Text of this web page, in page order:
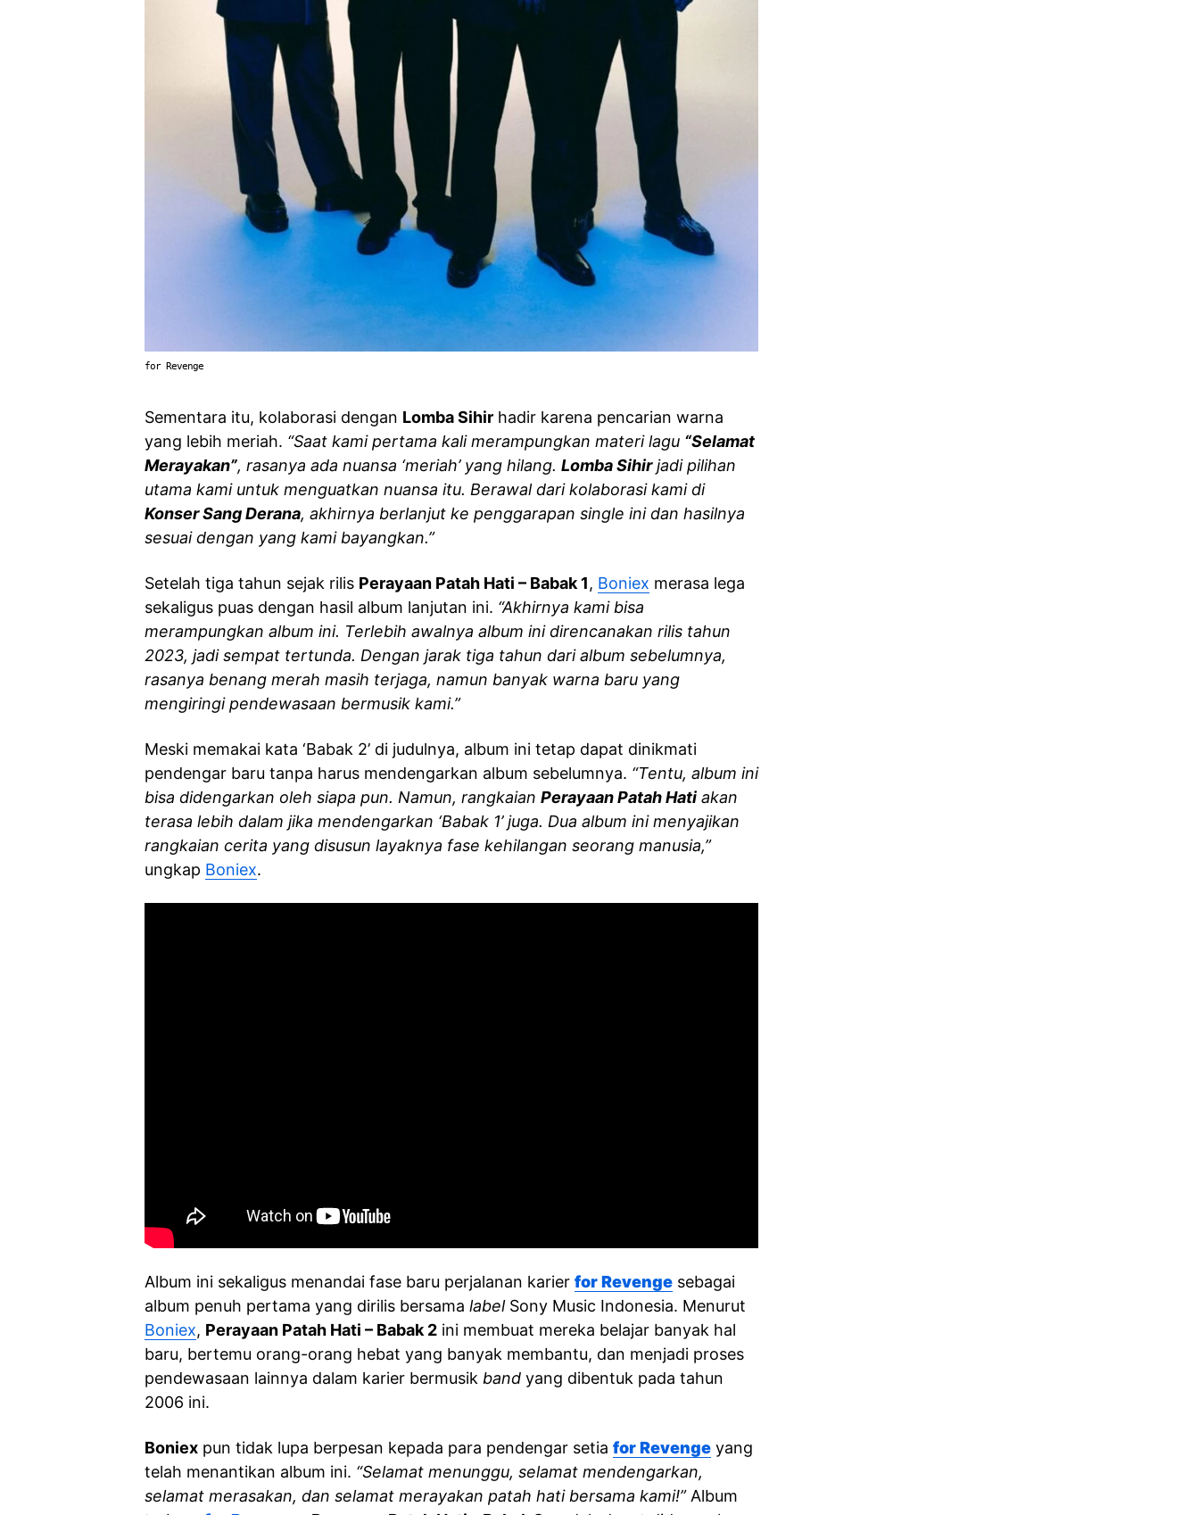
for Revenge
Sementara itu, kolaborasi dengan Lomba Sihir hadir karena pencarian warna
yang lebih meriah. “Saat kami pertama kali merampungkan materi lagu “Selamat
Merayakan”, rasanya ada nuansa ‘meriah’ yang hilang. Lomba Sihirjadi pilihan
utama kami untuk menguatkan nuansa itu. Berawal dari kolaborasi kami di
Konser Sang Derana, akhirnya berlanjut ke penggarapan single ini dan hasilnya
sesuai dengan yang kami bayangkan.”
Setelah tiga tahun sejak rilis Perayaan Patah Hati – Babak 1, Boniex merasa lega
sekaligus puas dengan hasil album lanjutan ini. “Akhirnya kami bisa
merampungkan album ini. Terlebih awalnya album ini direncanakan rilis tahun
2023, jadi sempat tertunda. Dengan jarak tiga tahun dari album sebelumnya,
rasanya benang merah masih terjaga, namun banyak warna baru yang
mengiringi pendewasaan bermusik kami.”
Meski memakai kata ‘Babak 2’ di judulnya, album ini tetap dapat dinikmati
pendengar baru tanpa harus mendengarkan album sebelumnya. “Tentu, album ini
bisa didengarkan oleh siapa pun. Namun, rangkaian Perayaan Patah Hati akan
terasa lebih dalam jika mendengarkan ‘Babak 1’ juga. Dua album ini menyajikan
rangkaian cerita yang disusun layaknya fase kehilangan seorang manusia,”
ungkap Boniex.
Album ini sekaligus menandai fase baru perjalanan karier for Revenge sebagai
album penuh pertama yang dirilis bersama labelSony Music Indonesia. Menurut
Boniex, Perayaan Patah Hati – Babak 2 ini membuat mereka belajar banyak hal
baru, bertemu orang-orang hebat yang banyak membantu, dan menjadi proses
pendewasaan lainnya dalam karier bermusik band yang dibentuk pada tahun
2006 ini.
Boniex pun tidak lupa berpesan kepada para pendengar setia for Revenge yang
telah menantikan album ini. “Selamat menunggu, selamat mendengarkan,
selamat merasakan, dan selamat merayakan patah hati bersama kami!”Album